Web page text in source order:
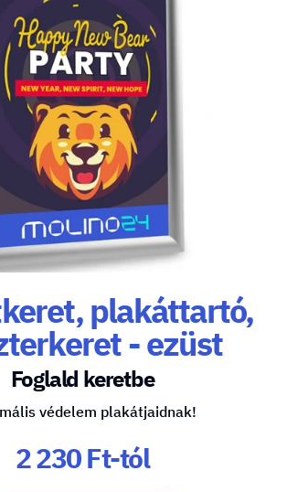
plakáttartó,
- ezüst
Foglald keretbe
védelem plakátjaidnak!
2 230 Ft-tól